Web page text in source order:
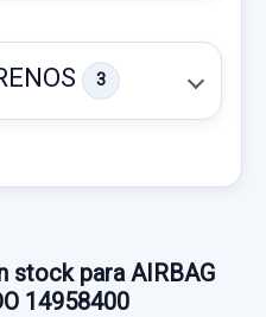
CAJA CAMBIOS 20LM01 5V usado.
DERECHA
3
stock para AIRBAG
14958400